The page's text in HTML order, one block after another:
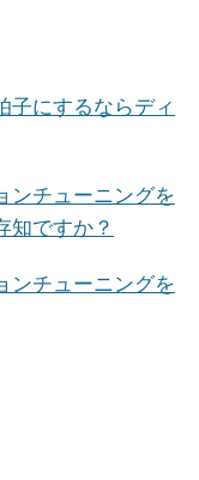
子にするならディ
ンチューニングを
知ですか？
ンチューニングを